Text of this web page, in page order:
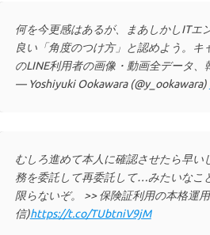
何を今更感はあるが、まあしかしITエ
良い「角度のつけ方」と認めよう。
のLINE利用者の画像・動画全データ
— Yoshiyuki Ookawara (@y_ookawara)
むしろ進めて本人に確認させたら早
務を委託して再委託して…みたいなこ
限らないぞ。 >> 保険証利用の本格
信)https://t.co/TUbtniV9jM